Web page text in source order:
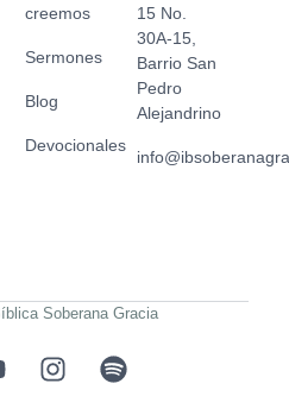
creemos
Sermones
Blog
Devocionales
15 No.
30A-15,
Barrio San
Pedro
Alejandrino
Soberana Gracia